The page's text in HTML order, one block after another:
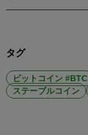
タグ
ビットコイン #BTC
ステーブルコイン